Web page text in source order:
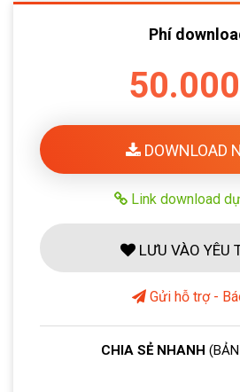
Phí
DOWNLOAD
Link download
LƯU VÀO YÊU
Gửi hỗ trợ -
CHIA SẺ NHANH